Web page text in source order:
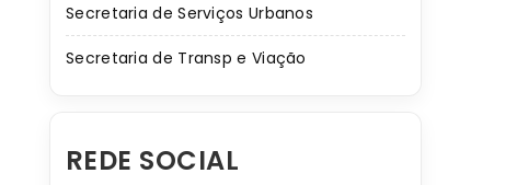
Secretaria de Serviços Urbanos
Secretaria de Transp e Viação
REDE SOCIAL